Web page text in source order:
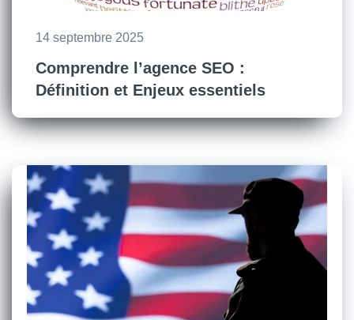
14 septembre 2025
Comprendre l’agence SEO :
Définition et Enjeux essentiels